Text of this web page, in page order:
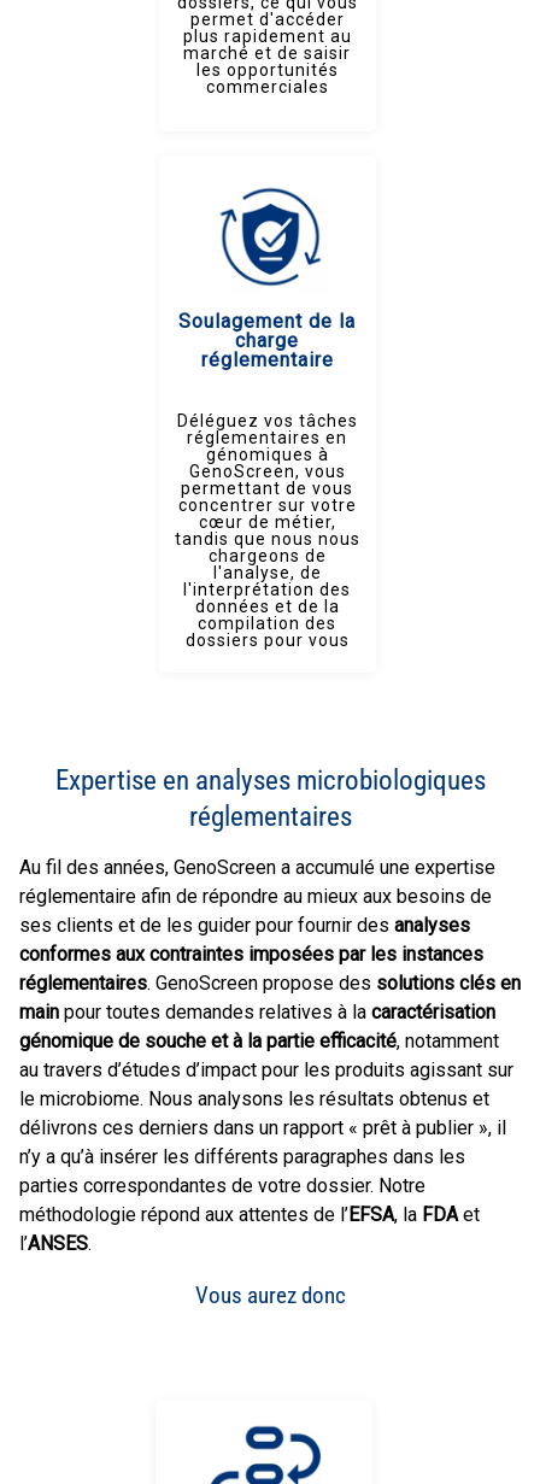
permet d'accéder
plus rapidement au
marché et de saisir
les opportunités
commerciales
Soulagement de la
charge
réglementaire
Déléguez vos tâches
réglementaires en
génomiques à
GenoScreen, vous
permettant de vous
concentrer sur votre
cœur de métier,
tandis que nous nous
chargeons de
l'analyse, de
l'interprétation des
données et de la
compilation des
dossiers pour vous
Expertise en analyses microbiologiques
réglementaires
Au fil des années, GenoScreen a accumulé une expertise
réglementaire afin de répondre au mieux aux besoins de
ses clients et de les guider pour fournir des analyses
conformes aux contraintes imposées par les instances
réglementaires. GenoScreen propose des solutions clés en
main pour toutes demandes relatives à la caractérisation
génomique de souche et à la partie efficacité, notamment
au travers d’études d’impact pour les produits agissant sur
le microbiome. Nous analysons les résultats obtenus et
délivrons ces derniers dans un rapport « prêt à publier », il
n’y a qu’à insérer les différents paragraphes dans les
parties correspondantes de votre dossier. Notre
méthodologie répond aux attentes de l’EFSA, la FDAet
l’ANSES.
Vous aurez donc